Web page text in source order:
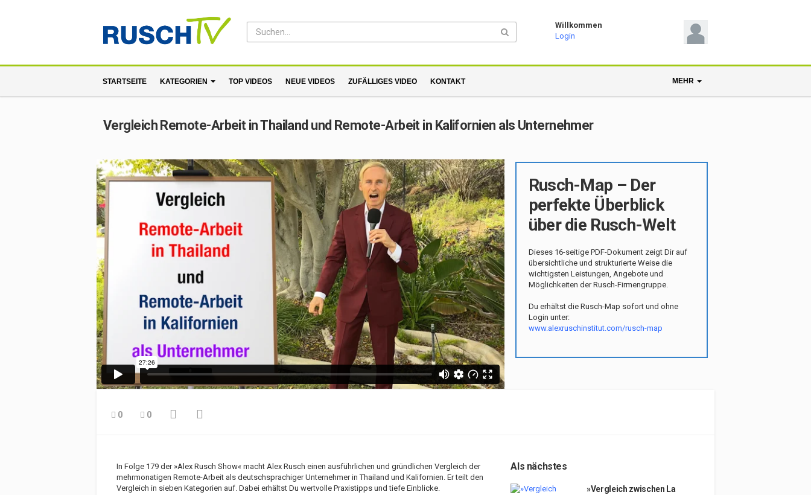
Willkommen
Login
STARTSEITE KATEGORIEN TOP VIDEOS NEUE VIDEOS ZUFÄLLIGES VIDEO KONTAKT MEHR
Vergleich Remote-Arbeit in Thailand und Remote-Arbeit in Kalifornien als Unternehmer
Rusch-Map – Der
perfekte Überblick
über die Rusch-Welt
Dieses 16-seitige PDF-Dokument zeigt Dir auf
übersichtliche und strukturierte Weise die
wichtigsten Leistungen, Angebote und
Möglichkeiten der Rusch-Firmengruppe.
Du erhältst die Rusch-Map sofort und ohne
Login unter:
www.alexruschinstitut.com/rusch-map
0 0
In Folge 179 der »Alex Rusch Show« macht Alex Rusch einen ausführlichen und gründlichen Vergleich der
mehrmonatigen Remote-Arbeit als deutschsprachiger Unternehmer in Thailand und Kalifornien. Er teilt den
Vergleich in sieben Kategorien auf. Dabei erhältst Du wertvolle Praxistipps und tiefe Einblicke.
Als nächstes
»Vergleich zwischen La